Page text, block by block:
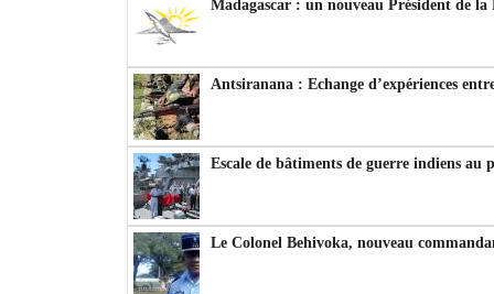
Madagascar : un nouveau Président de
Antsiranana : Echange d’expériences
Escale de bâtiments de guerre indiens au
Le Colonel Behivoka, nouveau